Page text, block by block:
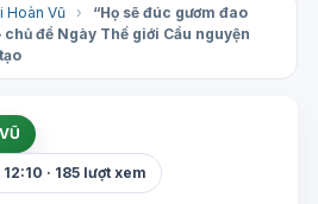
Hoàn Vũ ›
“Họ sẽ đúc gươm đao
đề Ngày Thế giới Cầu nguyện
· 185 lượt xem